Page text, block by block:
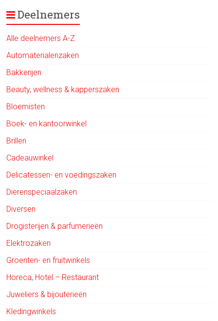
Deelnemers
Alle deelnemers A-Z
Automaterialenzaken
Bakkerijen
Beauty, wellness & kapperszaken
Bloemisten
Boek- en kantoorwinkel
Brillen
Cadeauwinkel
Delicatessen- en voedingszaken
Dierenspeciaalzaken
Diversen
Drogisterijen & parfumerieën
Elektrozaken
Groenten- en fruitwinkels
Horeca, Hotel – Restaurant
Juweliers & bijouterieën
Kledingwinkels